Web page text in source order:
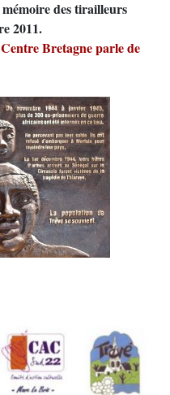
mémoire des tirailleurs
2011.
Bretagne parle de